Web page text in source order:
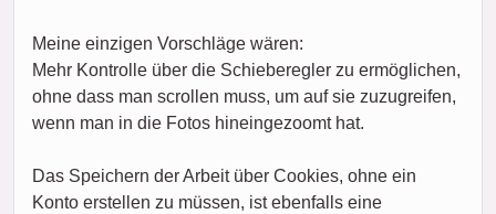
Meine einzigen Vorschläge wären:
Mehr Kontrolle über die Schieberegler zu ermöglichen,
ohne dass man scrollen muss, um auf sie zuzugreifen,
wenn man in die Fotos hineingezoomt hat.
Das Speichern der Arbeit über Cookies, ohne ein
Konto erstellen zu müssen, ist ebenfalls eine